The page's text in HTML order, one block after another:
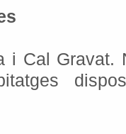
i Cal Gravat.